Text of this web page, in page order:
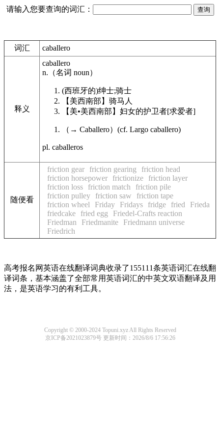
请输入您要查询的词汇：
词汇 caballero
释义
caballero
n. （名词 noun）
(西班牙的)绅士;骑士
【美西南部】 骑马人
【美•美西南部】 妇女的护卫者[求爱者]
（ → Caballero） (cf. Largo caballero)
pl. caballeros
随便看
friction gear friction gearing
friction head
friction horsepower
frictionize
friction layer
friction loss
friction match
friction pile
friction pulley
friction saw
friction tape
friction wheel
Friday Fridays fridge fried
Frieda
friedcake
fried egg
Friedel-Crafts reaction
Friedman
Friedmanite
Friedmann universe
Friedrich
高考报名网英语在线翻译词典收录了155111条英语词汇在线翻
译词条，基本涵盖了全部常用英语词汇的中英文双语翻译及用
法，是英语学习的有利工具。
Copyright © 2000-2024 Topuni.xyz All Rights Reserved
京ICP备2021023879号更新时间：2026/8/6 17:56:26